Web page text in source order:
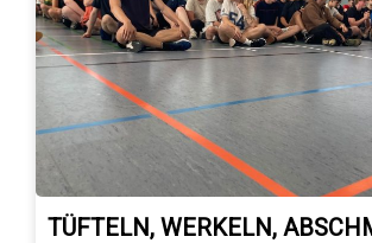
TÜFTELN, WERKELN,